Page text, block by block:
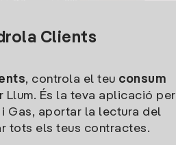
Clients
, controla el teu consum
Llum. És la teva aplicació per
Gas, aportar la lectura del
tots els teus contractes.